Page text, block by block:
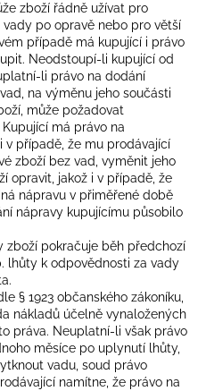
zboží řádně užívat pro
po opravě nebo pro větší
případě má kupující i právo
Neodstoupí-li kupující od
li právo na dodání
na výměnu jeho součásti
může požadovat
má právo na
v případě, že mu prodávající
zboží bez vad, vyměnit jeho
opravit, jakož i v případě, že
nápravu v přiměřené době
nápravy kupujícímu působilo
zboží pokračuje běh předchozí
lhůty k odpovědnosti za vady
§ 1923 občanského zákoníku,
nákladů účelně vynaložených
práva. Neuplatní-li však právo
měsíce po uplynutí lhůty,
vadu, soud právo
namítne, že právo na